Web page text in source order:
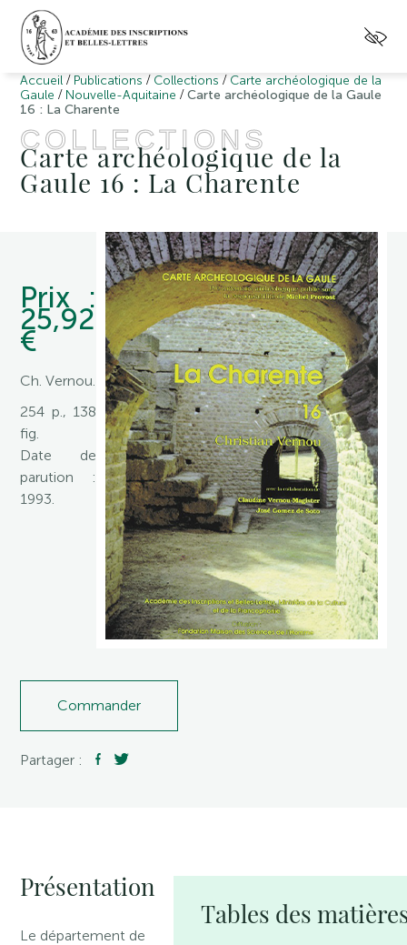
Accueil / Publications / Collections / Carte archéologique de la
Gaule / Nouvelle-Aquitaine /Carte archéologique de la Gaule
16 : La Charente
COLLECTIONS
Carte archéologique de la
Gaule 16 : La Charente
Prix :
25,92
€
Ch. Vernou.
254 p., 138
fig.
Date de
parution :
1993.
Commander
Partager :
Présentation
Le département de
Tables des